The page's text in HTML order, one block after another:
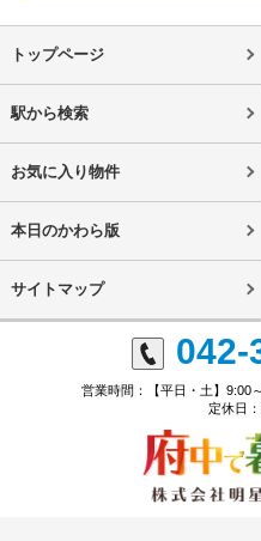
トップページ
駅から検索
お気に入り物件
本日のかわら版
サイトマップ
042-
営業時間：【平日・土】
定休日